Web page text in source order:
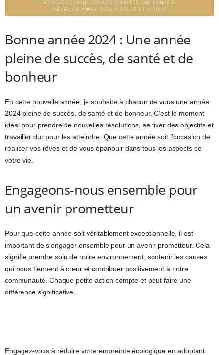
Bonne année 2024 : Une année
pleine de succès, de santé et de
bonheur
En cette nouvelle année, je souhaite à chacun de vous une année
2024 pleine de succès, de santé et de bonheur. C’est le moment
idéal pour prendre de nouvelles résolutions, se fixer des objectifs et
travailler dur pour les atteindre. Que cette année soit l’occasion de
réaliser vos rêves et de vous épanouir dans tous les aspects de
votre vie.
Engageons-nous ensemble pour
un avenir prometteur
Pour que cette année soit véritablement exceptionnelle, il est
important de s’engager ensemble pour un avenir prometteur. Cela
signifie prendre soin de notre environnement, soutenir les causes
qui nous tiennent à cœur et contribuer positivement à notre
communauté. Chaque petite action compte et peut faire une
différence significative.
Engagez-vous à réduire votre empreinte écologique en adoptant